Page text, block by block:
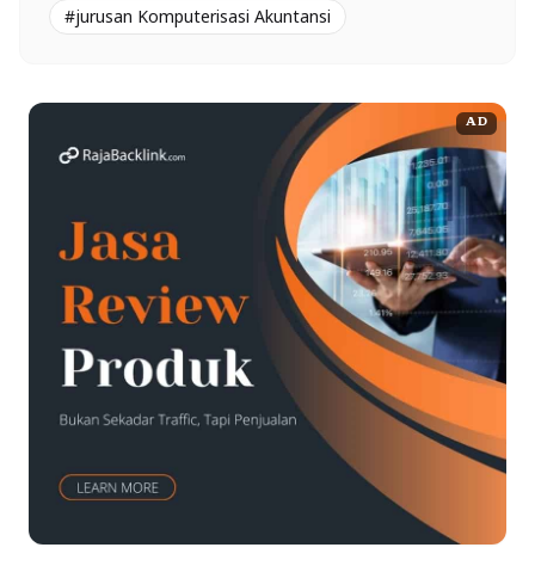
#jurusan Komputerisasi Akuntansi
AD